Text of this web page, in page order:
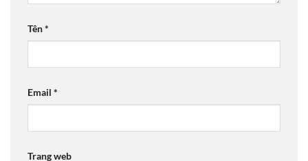
Tên*
Email *
Trang web